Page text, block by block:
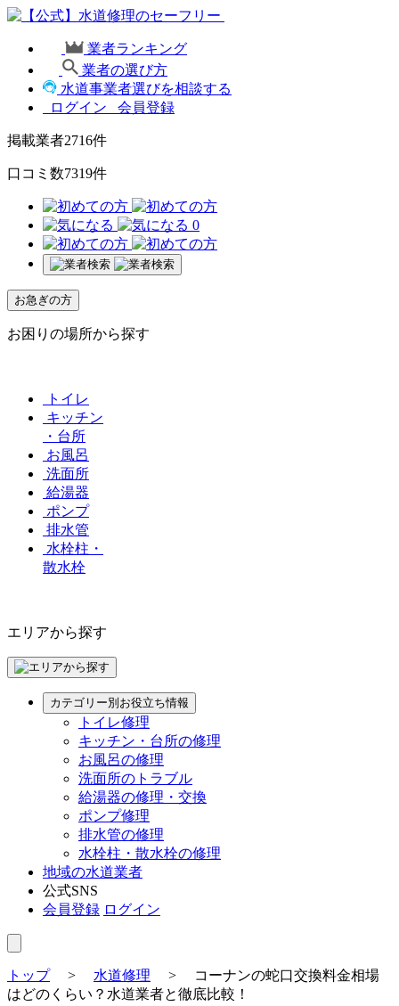
業者ランキング
業者の選び方
水道事業者選びを相談する
ログイン
会員登録
掲載業者2716件
口コミ数7319件
0
お急ぎの方
お困りの場所から探す
トイレ
キッチン
・台所
お風呂
洗面所
給湯器
ポンプ
排水管
水栓柱・
散水栓
エリアから探す
カテゴリー別お役立ち情報
トイレ修理
キッチン・台所の修理
お風呂の修理
洗面所のトラブル
給湯器の修理・交換
ポンプ修理
排水管の修理
水栓柱・散水栓の修理
地域の水道業者
公式SNS
会員登録 ログイン
トップ> 水道修理 >
コーナンの蛇口交換料金相場
はどのくらい？水道業者と徹底比較！